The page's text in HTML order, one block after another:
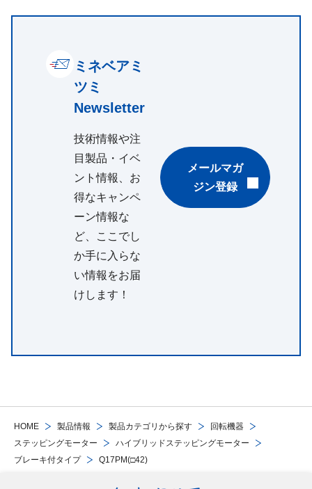
HOME 製品情報 製品カテゴリから探す
回転機器
ステッピングモーター
ハイブリッドステッピングモーター
ブレーキ付タイプ
Q17PM(□42)
ミネベアミ
ツミ
Newsletter
技術情報や注
目製品・イベ
ント情報、お
得なキャンペ
ーン情報な
ど、ここでし
か手に入らな
い情報をお届
けします！
メールマガ
ジン登録